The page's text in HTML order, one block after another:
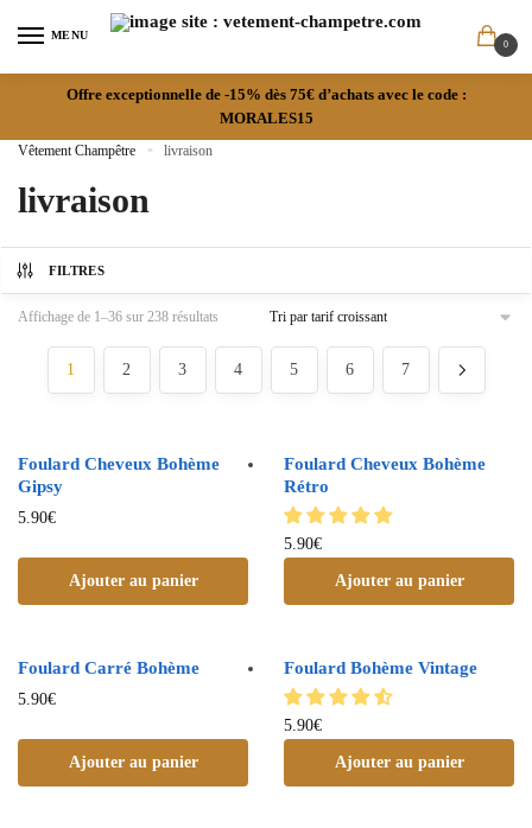
MENU
0
Offre exceptionnelle de -15% dès 75€ d’achats avec le code :
MORALES15
Vêtement Champêtre » livraison
livraison
FILTRES
Affichage de 1–36 sur 238 résultats
1 2 3 4 5 6 7
Foulard Cheveux Bohème
Gipsy
5.90€
Ajouter au panier
Foulard Cheveux Bohème
Rétro
5.90€
Ajouter au panier
Foulard Carré Bohème
5.90€
Ajouter au panier
Foulard Bohème Vintage
5.90€
Ajouter au panier